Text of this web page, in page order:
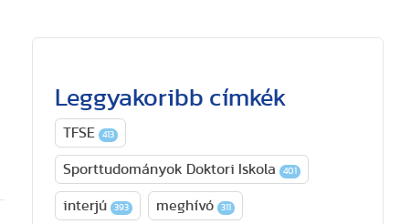
Leggyakoribb címkék
TFSE 413
Sporttudományok Doktori Iskola 401
interjú 393 meghívó 311